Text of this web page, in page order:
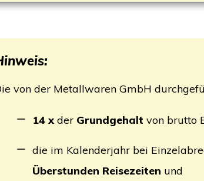
von der Metall­wa­ren GmbH
14 xder Grund­ge­halt von brut­to
die im Kalen­der­jahr bei
Über­stun­den Rei­se­zei­ten und